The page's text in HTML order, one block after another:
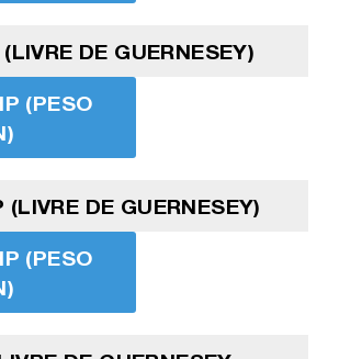
DE GUERNESEY)
(PESO
(LIVRE DE GUERNESEY)
(PESO